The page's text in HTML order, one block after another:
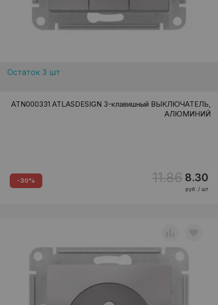
Остаток 3 шт
ATN000331 ATLASDESIGN 3-клавишный ВЫКЛЮЧАТЕЛЬ,
АЛЮМИНИЙ
-30% 11.86 8.30
руб. / шт